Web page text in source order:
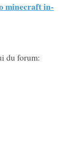
minecraft in-
du forum: